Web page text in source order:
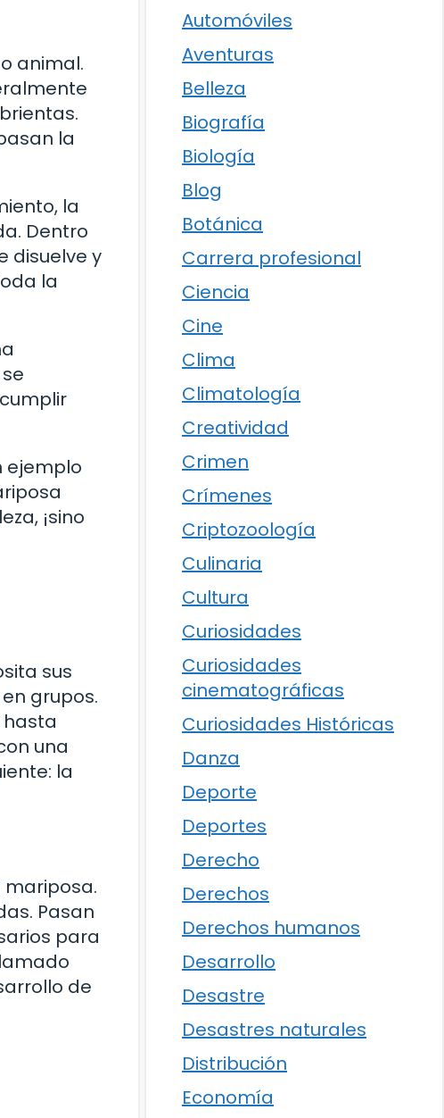
animal.
la
la
Dentro
disuelve y
la
ejemplo
¡sino
sus
grupos.
hasta
una
la
mariposa.
Pasan
para
de
Automóviles
Aventuras
Belleza
Biografía
Biología
Blog
Botánica
Carrera profesional
Ciencia
Cine
Clima
Climatología
Creatividad
Crimen
Crímenes
Criptozoología
Culinaria
Cultura
Curiosidades
Curiosidades
cinematográficas
Curiosidades Históricas
Danza
Deporte
Deportes
Derecho
Derechos
Derechos humanos
Desarrollo
Desastre
Desastres naturales
Distribución
Economía